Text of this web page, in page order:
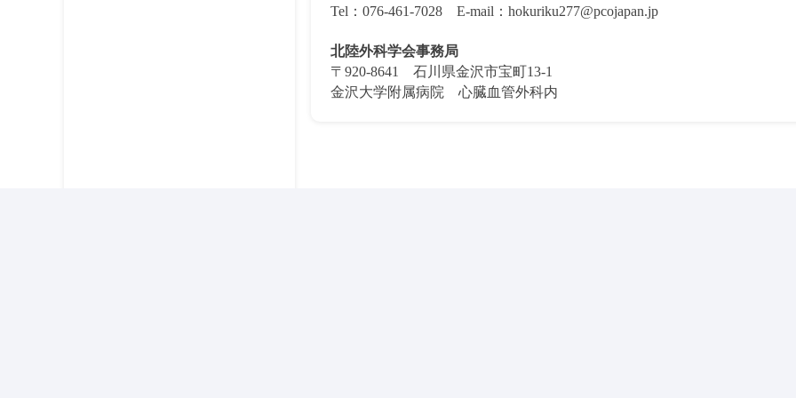
Tel：076-461-7028 E-mail：hokuriku277@pcojapan.jp
北陸外科学会事務局
〒920-8641 石川県金沢市宝町13-1
金沢大学附属病院 心臓血管外科内